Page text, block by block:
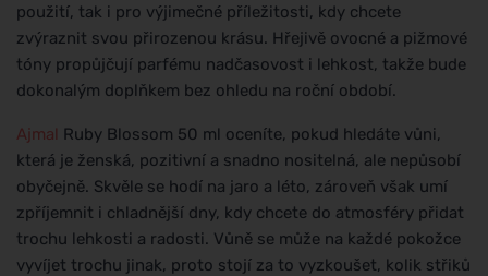
použití, tak i pro výjimečné příležitosti, kdy chcete
zvýraznit svou přirozenou krásu. Hřejivě ovocné a pižmové
tóny propůjčují parfému nadčasovost i lehkost, takže bude
dokonalým doplňkem bez ohledu na roční období.
Ajmal Ruby Blossom 50 ml oceníte, pokud hledáte vůni,
která je ženská, pozitivní a snadno nositelná, ale nepůsobí
obyčejně. Skvěle se hodí na jaro a léto, zároveň však umí
zpříjemnit i chladnější dny, kdy chcete do atmosféry přidat
trochu lehkosti a radosti. Vůně se může na každé pokožce
vyvíjet trochu jinak, proto stojí za to vyzkoušet, kolik střiků